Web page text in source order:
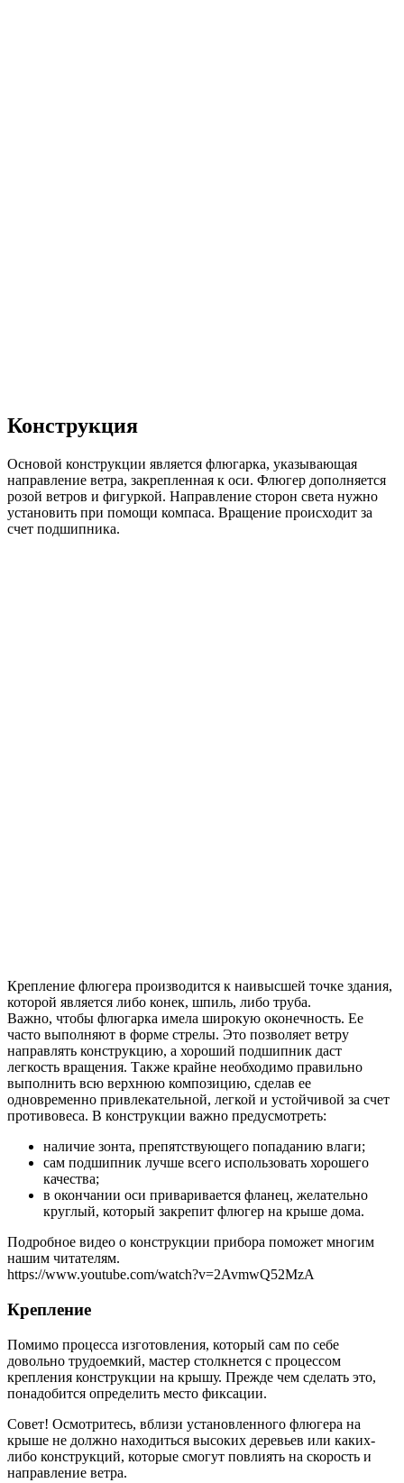
Конструкция
Основой конструкции является флюгарка, указывающая
направление ветра, закрепленная к оси. Флюгер дополняется
розой ветров и фигуркой. Направление сторон света нужно
установить при помощи компаса. Вращение происходит за
счет подшипника.
Крепление флюгера производится к наивысшей точке здания,
которой является либо конек, шпиль, либо труба.
Важно, чтобы флюгарка имела широкую оконечность. Ее
часто выполняют в форме стрелы. Это позволяет ветру
направлять конструкцию, а хороший подшипник даст
легкость вращения. Также крайне необходимо правильно
выполнить всю верхнюю композицию, сделав ее
одновременно привлекательной, легкой и устойчивой за счет
противовеса. В конструкции важно предусмотреть:
наличие зонта, препятствующего попаданию влаги;
сам подшипник лучше всего использовать хорошего
качества;
в окончании оси приваривается фланец, желательно
круглый, который закрепит флюгер на крыше дома.
Подробное видео о конструкции прибора поможет многим
нашим читателям.
https://www.youtube.com/watch?v=2AvmwQ52MzA
Крепление
Помимо процесса изготовления, который сам по себе
довольно трудоемкий, мастер столкнется с процессом
крепления конструкции на крышу. Прежде чем сделать это,
понадобится определить место фиксации.
Совет! Осмотритесь, вблизи установленного флюгера на
крыше не должно находиться высоких деревьев или каких-
либо конструкций, которые смогут повлиять на скорость и
направление ветра.